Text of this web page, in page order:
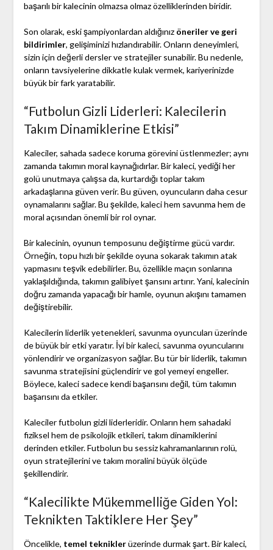
başarılı bir kalecinin olmazsa olmaz özelliklerinden biridir.
Son olarak, eski şampiyonlardan aldığınız öneriler ve geri
bildirimler, gelişiminizi hızlandırabilir. Onların deneyimleri,
sizin için değerli dersler ve stratejiler sunabilir. Bu nedenle,
onların tavsiyelerine dikkatle kulak vermek, kariyerinizde
büyük bir fark yaratabilir.
“Futbolun Gizli Liderleri: Kalecilerin
Takım Dinamiklerine Etkisi”
Kaleciler, sahada sadece koruma görevini üstlenmezler; aynı
zamanda takımın moral kaynağıdırlar. Bir kaleci, yediği her
golü unutmaya çalışsa da, kurtardığı toplar takım
arkadaşlarına güven verir. Bu güven, oyuncuların daha cesur
oynamalarını sağlar. Bu şekilde, kaleci hem savunma hem de
moral açısından önemli bir rol oynar.
Bir kalecinin, oyunun temposunu değiştirme gücü vardır.
Örneğin, topu hızlı bir şekilde oyuna sokarak takımın atak
yapmasını teşvik edebilirler. Bu, özellikle maçın sonlarına
yaklaşıldığında, takımın galibiyet şansını artırır. Yani, kalecinin
doğru zamanda yapacağı bir hamle, oyunun akışını tamamen
değiştirebilir.
Kalecilerin liderlik yetenekleri, savunma oyuncuları üzerinde
de büyük bir etki yaratır. İyi bir kaleci, savunma oyuncularını
yönlendirir ve organizasyon sağlar. Bu tür bir liderlik, takımın
savunma stratejisini güçlendirir ve gol yemeyi engeller.
Böylece, kaleci sadece kendi başarısını değil, tüm takımın
başarısını da etkiler.
Kaleciler futbolun gizli liderleridir. Onların hem sahadaki
fiziksel hem de psikolojik etkileri, takım dinamiklerini
derinden etkiler. Futbolun bu sessiz kahramanlarının rolü,
oyun stratejilerini ve takım moralini büyük ölçüde
şekillendirir.
“Kalecilikte Mükemmelliğe Giden Yol:
Teknikten Taktiklere Her Şey”
Öncelikle, temel tekniklerüzerinde durmak şart. Bir kaleci,